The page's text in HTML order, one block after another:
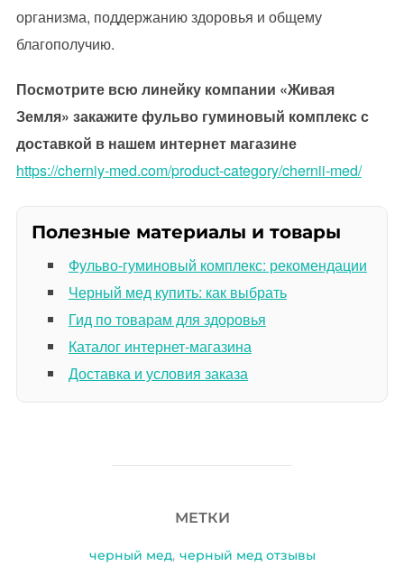
организма, поддержанию здоровья и общему
благополучию.
Посмотрите всю линейку компании «Живая
Земля» закажите фульво гуминовый комплекс с
доставкой в нашем интернет магазине
https://cherniy-med.com/product-category/chernii-med/
Полезные материалы и товары
Фульво-гуминовый комплекс: рекомендации
Черный мед купить: как выбрать
Гид по товарам для здоровья
Каталог интернет-магазина
Доставка и условия заказа
МЕТКИ
черный мед, черный мед отзывы